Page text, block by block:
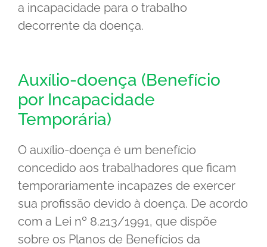
a incapacidade para o trabalho
decorrente da doença.
Auxílio-doença (Benefício
por Incapacidade
Temporária)
O auxílio-doença é um benefício
concedido aos trabalhadores que ficam
temporariamente incapazes de exercer
sua profissão devido à doença. De acordo
com a Lei nº 8.213/1991, que dispõe
sobre os Planos de Benefícios da